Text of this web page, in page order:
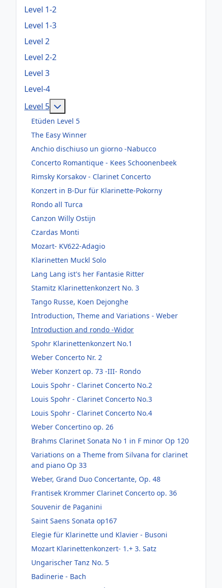
Level 1-2
Level 1-3
Level 2
Level 2-2
Level 3
Level-4
Level 5
Etüden Level 5
The Easy Winner
Anchio dischiuso un giorno -Nabucco
Concerto Romantique - Kees Schoonenbeek
Rimsky Korsakov - Clarinet Concerto
Konzert in B-Dur für Klarinette-Pokorny
Rondo all Turca
Canzon Willy Ostijn
Czardas Monti
Mozart- KV622-Adagio
Klarinetten Muckl Solo
Lang Lang ist's her Fantasie Ritter
Stamitz Klarinettenkonzert No. 3
Tango Russe, Koen Dejonghe
Introduction, Theme and Variations - Weber
Introduction and rondo -Widor
Spohr Klarinettenkonzert No.1
Weber Concerto Nr. 2
Weber Konzert op. 73 -III- Rondo
Louis Spohr - Clarinet Concerto No.2
Louis Spohr - Clarinet Concerto No.3
Louis Spohr - Clarinet Concerto No.4
Weber Concertino op. 26
Brahms Clarinet Sonata No 1 in F minor Op 120
Variations on a Theme from Silvana for clarinet
and piano Op 33
Weber, Grand Duo Concertante, Op. 48
Frantisek Krommer Clarinet Concerto op. 36
Souvenir de Paganini
Saint Saens Sonata op167
Elegie für Klarinette und Klavier - Busoni
Mozart Klarinettenkonzert- 1.+ 3. Satz
Ungarischer Tanz No. 5
Badinerie - Bach